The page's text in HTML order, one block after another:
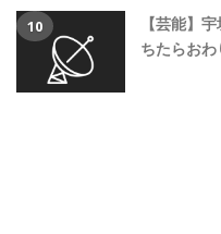
【芸能】
ちたらお